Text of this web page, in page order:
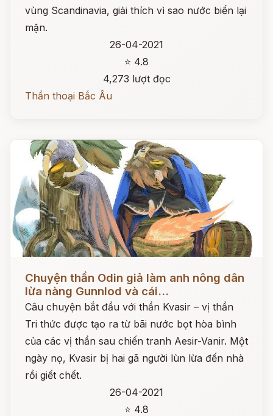
vùng Scandinavia, giải thích vì sao nước biển lại
mặn.
26-04-2021
⭐ 4.8
4,273 lượt đọc
Thần thoại Bắc Âu
Chuyện thần Odin giả làm anh nông dân
lừa nàng Gunnlod và cái...
Câu chuyện bắt đầu với thần Kvasir – vị thần
Tri thức được tạo ra từ bãi nước bọt hòa bình
của các vị thần sau chiến tranh Aesir-Vanir. Một
ngày nọ, Kvasir bị hai gã người lùn lừa đến nhà
rồi giết chết.
26-04-2021
⭐ 4.8